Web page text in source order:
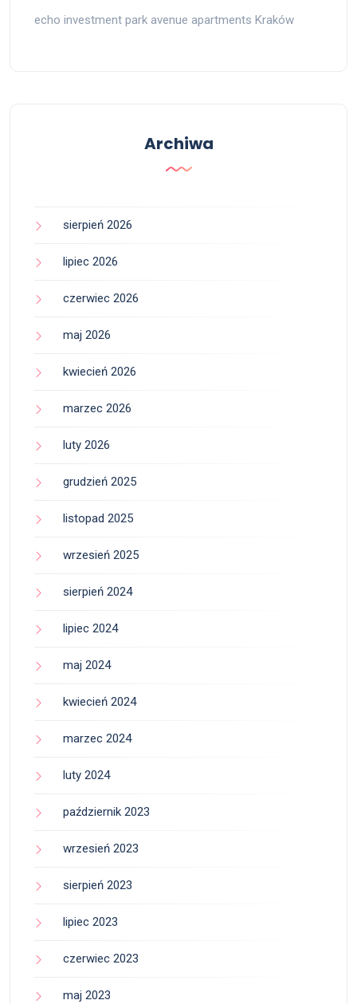
echo investment park avenue apartments Kraków
Archiwa
sierpień 2026
lipiec 2026
czerwiec 2026
maj 2026
kwiecień 2026
marzec 2026
luty 2026
grudzień 2025
listopad 2025
wrzesień 2025
sierpień 2024
lipiec 2024
maj 2024
kwiecień 2024
marzec 2024
luty 2024
październik 2023
wrzesień 2023
sierpień 2023
lipiec 2023
czerwiec 2023
maj 2023